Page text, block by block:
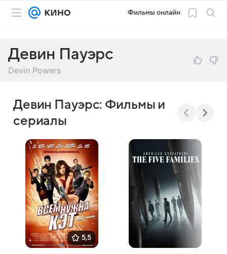
Фильмы онлайн
Девин Пауэрс
Devin Powers
Девин Пауэрс: Фильмы и
сериалы
5,5